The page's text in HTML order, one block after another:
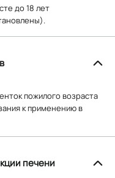
до 18 лет
пожилого возраста
к применению в
печени